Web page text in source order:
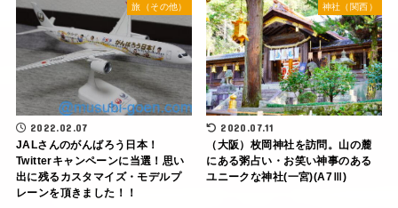
旅（その他）
2022.02.07
JALさんのがんばろう日本！
Twitterキャンペーンに当選！思い
出に残るカスタマイズ・モデルプ
レーンを頂きました！！
神社（関西）
2020.07.11
（大阪）枚岡神社を訪問。山の麓
にある粥占い・お笑い神事のある
ユニークな神社(一宮)(A7Ⅲ)